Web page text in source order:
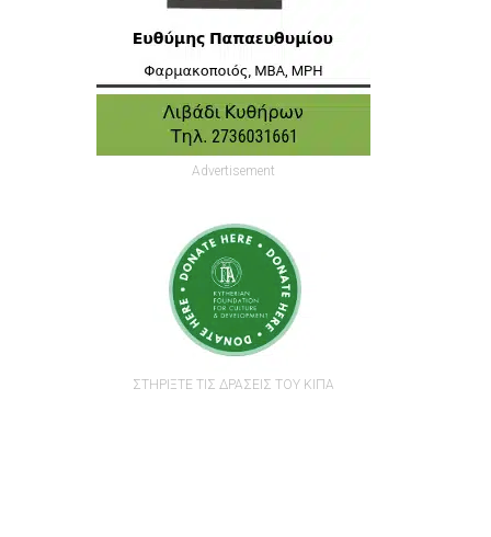
Advertisement
ΣΤΗΡΙΞΤΕ ΤΙΣ ΔΡΑΣΕΙΣ ΤΟΥ ΚΙΠΑ